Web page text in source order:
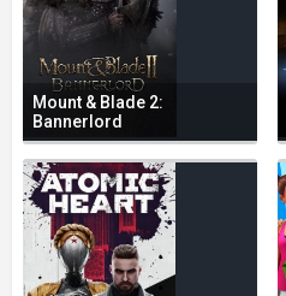
Mount & Blade 2:
Bannerlord